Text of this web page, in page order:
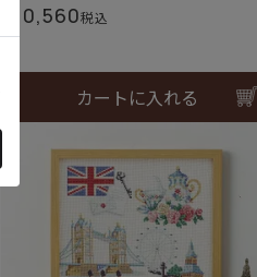
10,560税込
カートに入れる